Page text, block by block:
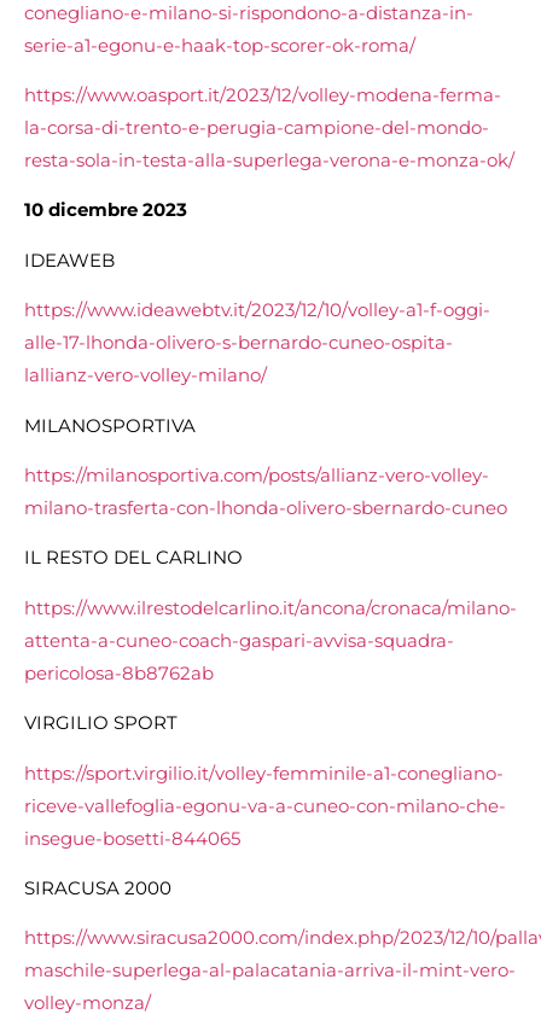
conegliano-e-milano-si-rispondono-a-distanza-in-
serie-a1-egonu-e-haak-top-scorer-ok-roma/
https://www.oasport.it/2023/12/volley-modena-ferma-
la-corsa-di-trento-e-perugia-campione-del-mondo-
resta-sola-in-testa-alla-superlega-verona-e-monza-ok/
10 dicembre 2023
IDEAWEB
https://www.ideawebtv.it/2023/12/10/volley-a1-f-oggi-
alle-17-lhonda-olivero-s-bernardo-cuneo-ospita-
lallianz-vero-volley-milano/
MILANOSPORTIVA
https://milanosportiva.com/posts/allianz-vero-volley-
milano-trasferta-con-lhonda-olivero-sbernardo-cuneo
IL RESTO DEL CARLINO
https://www.ilrestodelcarlino.it/ancona/cronaca/milano-
attenta-a-cuneo-coach-gaspari-avvisa-squadra-
pericolosa-8b8762ab
VIRGILIO SPORT
https://sport.virgilio.it/volley-femminile-a1-conegliano-
riceve-vallefoglia-egonu-va-a-cuneo-con-milano-che-
insegue-bosetti-844065
SIRACUSA 2000
https://www.siracusa2000.com/index.php/2023/12/10/
maschile-superlega-al-palacatania-arriva-il-mint-vero-
volley-monza/